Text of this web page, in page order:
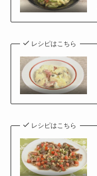
レシピはこちら
レシピはこちら